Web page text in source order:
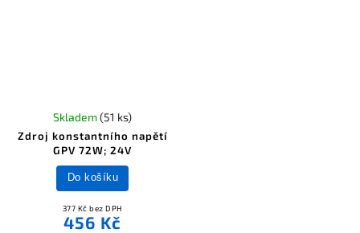
Zdroj konstantního napětí
GPV 72W; 24V
Skladem(51 ks)
377 Kč bez DPH
456 Kč
Do košíku